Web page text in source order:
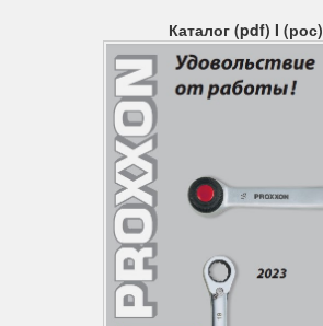
Каталог (pdf) I (рос)